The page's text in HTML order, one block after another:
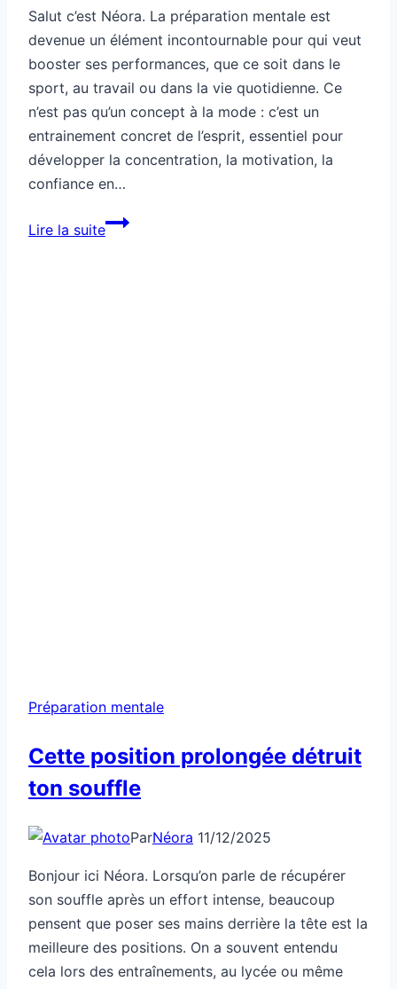
Salut c’est Néora. La préparation mentale est
devenue un élément incontournable pour qui veut
booster ses performances, que ce soit dans le
sport, au travail ou dans la vie quotidienne. Ce
n’est pas qu’un concept à la mode : c’est un
entrainement concret de l’esprit, essentiel pour
développer la concentration, la motivation, la
confiance en…
Lire la suitePréparation
Préparation mentale
Cette position prolongée détruit
ton souffle
ParNéora 11/12/2025
Bonjour ici Néora. Lorsqu’on parle de récupérer
son souffle après un effort intense, beaucoup
pensent que poser ses mains derrière la tête est la
meilleure des positions. On a souvent entendu
cela lors des entraînements, au lycée ou même